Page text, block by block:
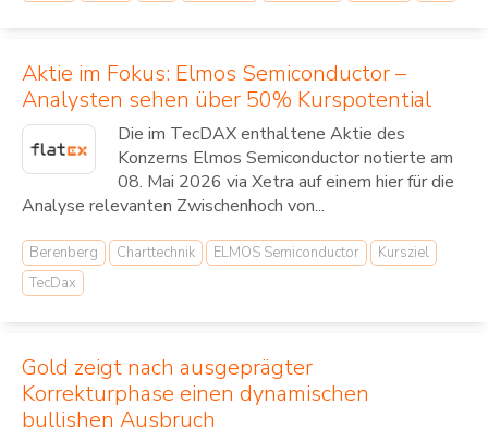
Aktie im Fokus: Elmos Semiconductor –
Analysten sehen über 50% Kurspotential
Die im TecDAX enthaltene Aktie des
Konzerns Elmos Semiconductor notierte am
08. Mai 2026 via Xetra auf einem hier für die
Analyse relevanten Zwischenhoch von...
Berenberg Charttechnik ELMOS Semiconductor
Kursziel
TecDax
Gold zeigt nach ausgeprägter
Korrekturphase einen dynamischen
bullishen Ausbruch